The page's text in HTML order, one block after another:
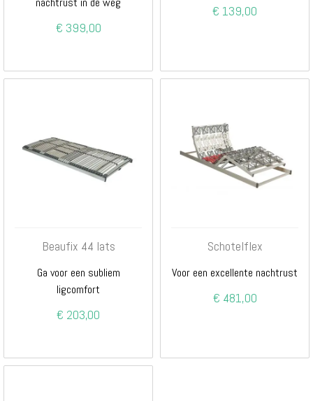
€ 399,00
€ 139,00
Beaufix 44 lats
Ga voor een subliem
ligcomfort
€ 203,00
Schotelflex
Voor een excellente nachtrust
€ 481,00